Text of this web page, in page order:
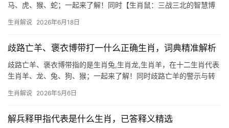
马、虎、猴、蛇；一起来了解！同时【生肖鼠：三战三北的智慧博
生肖鼠恰恰是这一精神的化身，鼠辈机敏，虽常遇险境，却总能绝
生肖解说 2026年6月18日
歧路亡羊、褒衣博带打一什么正确生肖，词典精准解析
歧路亡羊、褒衣博带指的是生肖兔,生肖龙,生肖羊，在十二生肖代表
生肖羊、龙、兔、狗、猴；一起来了解！同时歧路亡羊的警示与转
肖羊的温和天性，2024年对属羊人而言是“吉凶并存”之年，上半年
生肖解说 2026年5月6日
解兵释甲指代表是什么生肖，已答释义精选